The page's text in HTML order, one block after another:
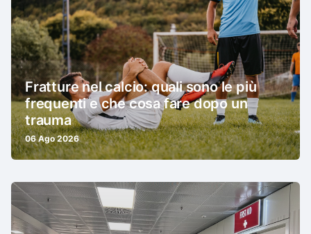
Fratture nel calcio: quali sono le più
frequenti e che cosa fare dopo un
trauma
06 Ago 2026